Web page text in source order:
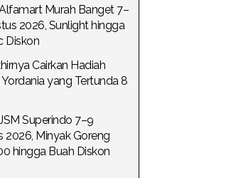
Murah Banget 7–
2026, Sunlight hingga
Diskon
Cairkan Hadiah
yang Tertunda 8
Superindo 7–9
2026, Minyak Goreng
hingga Buah Diskon